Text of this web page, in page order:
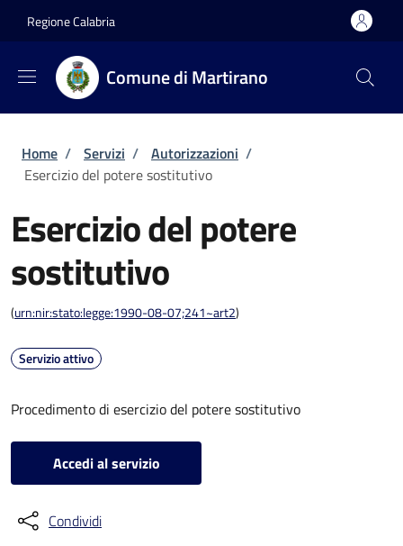
Regione Calabria
Comune di Martirano
Briciole di pane
Home / Servizi / Autorizzazioni /
Esercizio del potere sostitutivo
Esercizio del potere
sostitutivo
(urn:nir:stato:legge:1990-08-07;241~art2)
Servizio attivo
Procedimento di esercizio del potere sostitutivo
Accedi al servizio
Condividi